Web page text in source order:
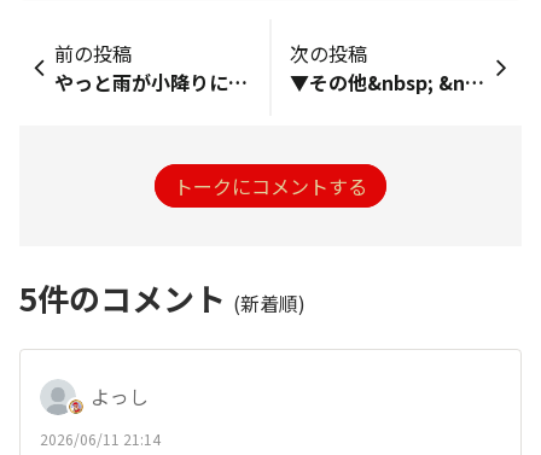
前の投稿
やっと雨が小降りになった我が家は建物な古いから台風で数カ所雨漏りして大変だった…
次の投稿
▼その他&nbsp; &nbsp; 台風過ぎたっぽいですが、職場の近くの木が倒れてました。雨より風がすごかったです。今日は、休み取ってもっちゅりんに並ぶべきだった🤤
トークにコメントする
5件のコメント (新着順)
よっし
2026/06/11 21:14